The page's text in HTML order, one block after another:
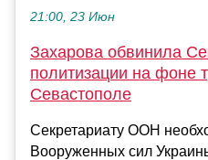
21:00, 23 Июн
Захарова обвинила
политизации на фоне
Севастополе
Секретариату ООН
Вооруженных сил